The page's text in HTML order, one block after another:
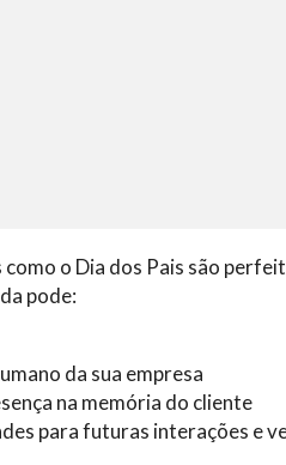
o Dia dos Pais são
pode:
da sua empresa
na memória do cliente
para futuras interações e